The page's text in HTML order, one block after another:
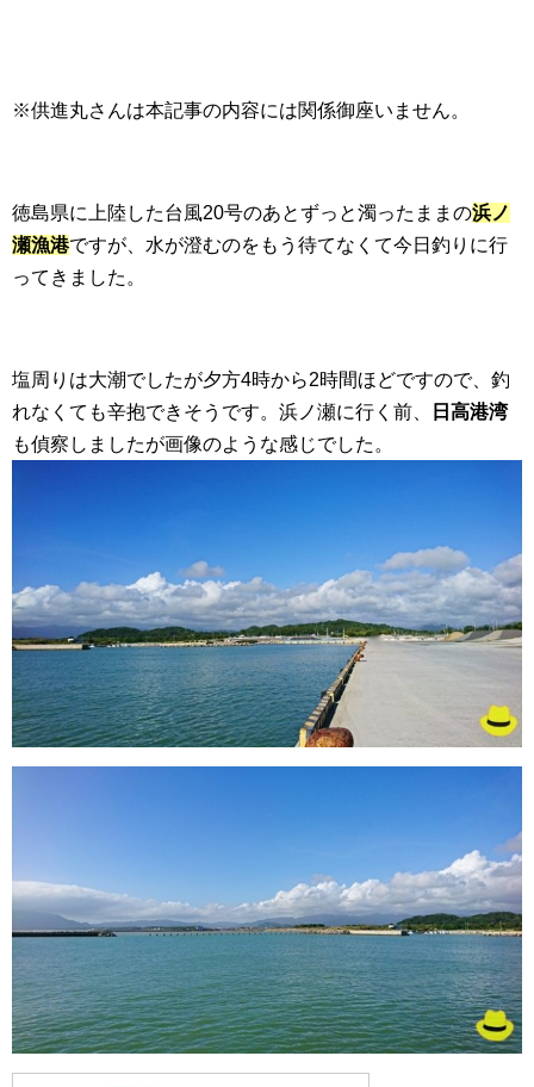
※供進丸さんは本記事の内容には関係御座いません。
徳島県に上陸した台風20号のあとずっと濁ったままの浜ノ
瀬漁港ですが、水が澄むのをもう待てなくて今日釣りに行
ってきました。
塩周りは大潮でしたが夕方4時から2時間ほどですので、釣
れなくても辛抱できそうです。浜ノ瀬に行く前、
日高港湾
も偵察しましたが画像のような感じでした。